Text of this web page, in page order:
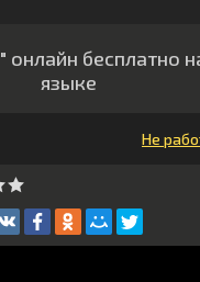
онлайн бесплатно
языке
Не